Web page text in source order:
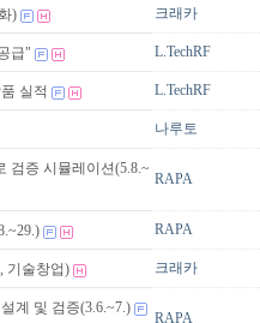
) 크래카
급" L.TechRF
실적 L.TechRF
나루토
검증 시뮬레이션(5.8.~
RAPA
RAPA
기술창업) 크래카
계 및 검증(3.6.~7.)
RAPA